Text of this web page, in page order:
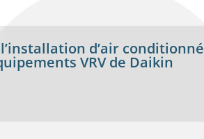
d’air conditionné
VRV de Daikin